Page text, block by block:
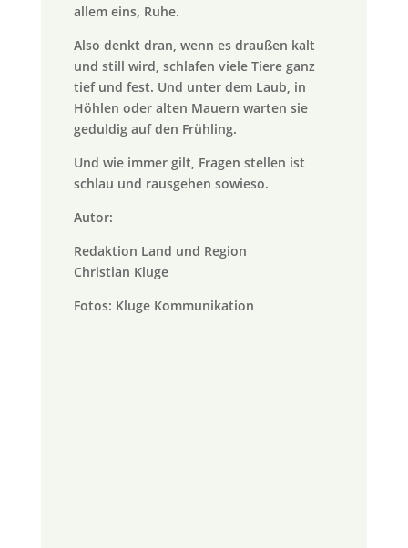
allem eins, Ruhe.
Also denkt dran, wenn es draußen kalt
und still wird, schlafen viele Tiere ganz
tief und fest. Und unter dem Laub, in
Höhlen oder alten Mauern warten sie
geduldig auf den Frühling.
Und wie immer gilt, Fragen stellen ist
schlau und rausgehen sowieso.
Autor:
Redaktion Land und Region
Christian Kluge
Fotos: Kluge Kommunikation